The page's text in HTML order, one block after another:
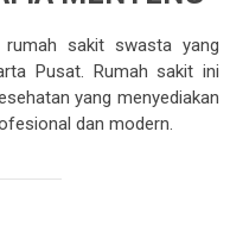
rumah sakit swasta yang
Pusat. Rumah sakit ini
yang menyediakan
dan modern.